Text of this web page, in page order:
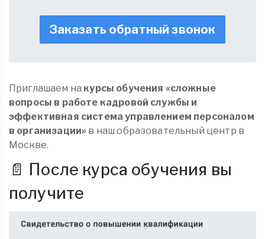
Заказать обратный звонок
Приглашаем на курсы обучения «сложные
вопросы в работе кадровой службы и
эффективная система управлением персоналом
в организации» в наш образовательный центр в
Москве.
📄 После курса обучения вы
получите